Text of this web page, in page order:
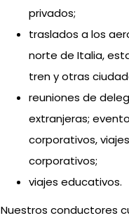
privados;
traslados a los
norte de Italia,
tren y otras
reuniones de
extranjeras;
corporativos, viajes
corporativos;
viajes educativos.
Nuestros conductores